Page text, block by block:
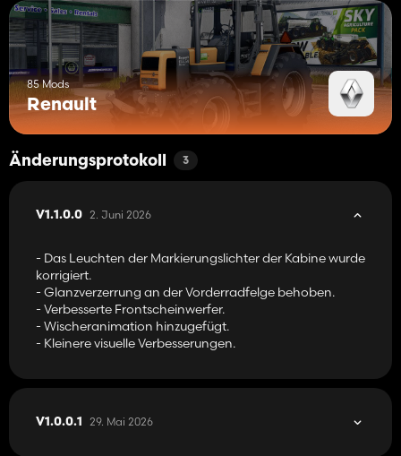
85 Mods
Renault
Änderungsprotokoll 3
V1.1.0.0 2. Juni 2026
- Das Leuchten der Markierungslichter der Kabine wurde
korrigiert.
- Glanzverzerrung an der Vorderradfelge behoben.
- Verbesserte Frontscheinwerfer.
- Wischeranimation hinzugefügt.
- Kleinere visuelle Verbesserungen.
V1.0.0.1 29. Mai 2026